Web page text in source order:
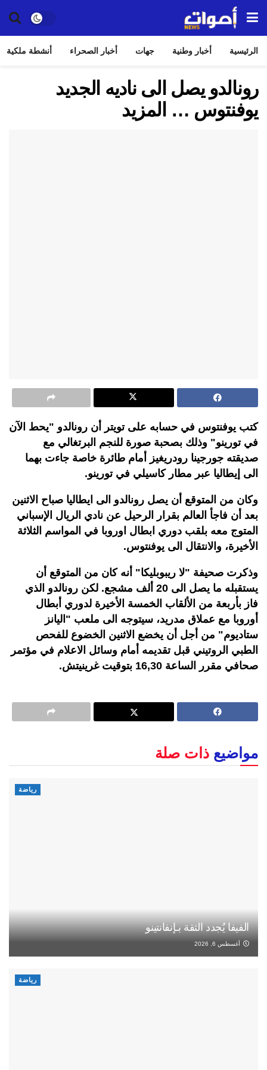
الرئيسية أخبار وطنية جهات أخبار الصحراء أنشطة ملكية
رونالدو يصل الى ناديه الجديد
يوفنتوس … المزيد
كتب يوفنتوس في حسابه على تويتر أن رونالدو "يحط الآن
في تورينو" وذلك بصحبة صورة للنجم البرتغالي مع
صديقته جورجينا رودريغيز أمام طائرة خاصة جاءت بهما
الى إيطاليا عبر مطار كاسيلي في تورينو.
وكان من المتوقع أن يصل رونالدو الى ايطاليا صباح الاثنين
بعد أن فاجأ العالم بقرار الرحيل عن نادي الريال الإسباني
المتوج معه بلقب دوري ابطال اوروبا في المواسم الثلاثة
الأخيرة، والانتقال الى يوفنتوس.
وذكرت صحيفة "لا ريبوبليكا" أنه كان من المتوقع أن
يستقبله ما يصل الى 20 ألف مشجع. لكن رونالدو الذي
فاز بأربعة من الألقاب الخمسة الأخيرة لدوري أبطال
أوروبا مع عملاق مدريد، سيتوجه الى ملعب "اليانز
ستاديوم" من أجل أن يخضع الاثنين الخضوع للفحص
الطبي الروتيني قبل تقديمه أمام وسائل الاعلام في مؤتمر
صحافي مقرر الساعة 16,30 بتوقيت غرينيتش.
مواضيع ذات صلة
رياضة
الفيفا يُجدد الثقة بـإنفانتينو
أغسطس 6, 2026
رياضة